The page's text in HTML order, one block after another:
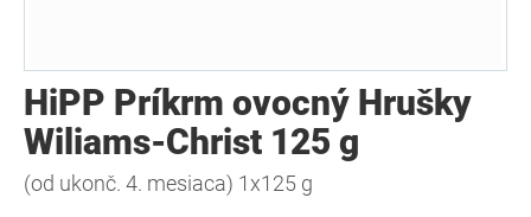
HiPP Príkrm ovocný Hrušky
Wiliams-Christ 125 g
(od ukonč. 4. mesiaca) 1x125 g